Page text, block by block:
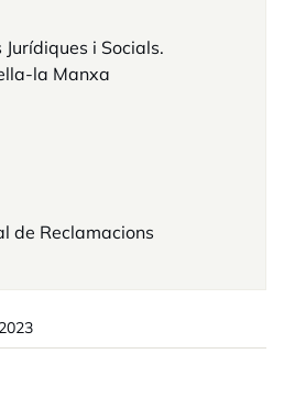
i Socials.
la Manxa
de Reclamacions